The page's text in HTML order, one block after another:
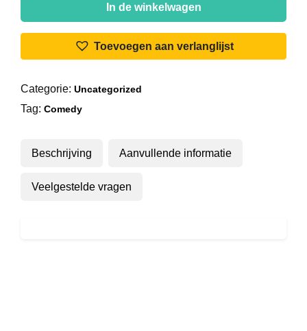
-
Anton
In de winkelwagen
Toevoegen aan verlanglijst
Categorie: Uncategorized
Tag: Comedy
Beschrijving Aanvullende informatie
Veelgestelde vragen